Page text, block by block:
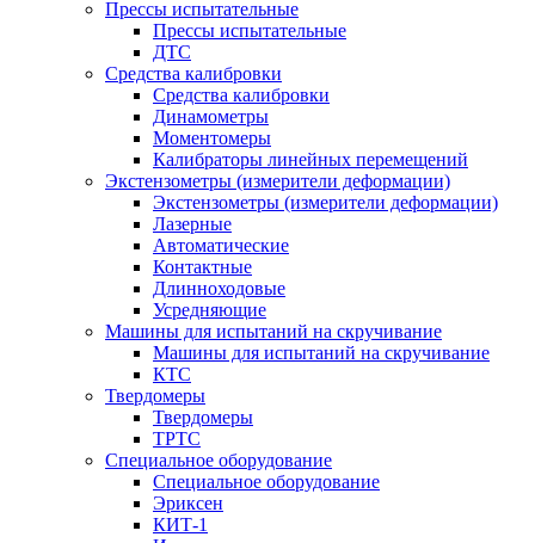
Прессы испытательные
Прессы испытательные
ДТС
Средства калибровки
Средства калибровки
Динамометры
Моментомеры
Калибраторы линейных перемещений
Экстензометры (измерители деформации)
Экстензометры (измерители деформации)
Лазерные
Автоматические
Контактные
Длинноходовые
Усредняющие
Машины для испытаний на скручивание
Машины для испытаний на скручивание
КТС
Твердомеры
Твердомеры
ТРТС
Специальное оборудование
Специальное оборудование
Эриксен
КИТ-1